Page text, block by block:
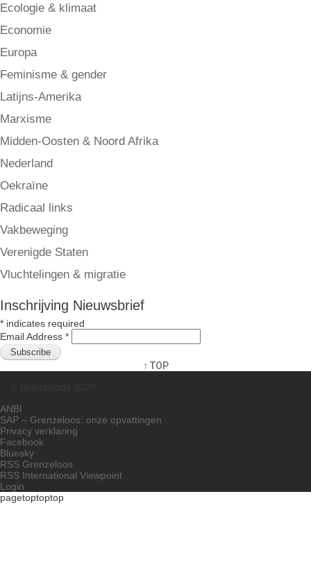
Ecologie & klimaat
Economie
Europa
Feminisme & gender
Latijns-Amerika
Marxisme
Midden-Oosten & Noord Afrika
Nederland
Oekraïne
Radicaal links
Vakbeweging
Verenigde Staten
Vluchtelingen & migratie
Inschrijving Nieuwsbrief
* indicates required
Email Address *
↑ TOP
ANBI
SAP – Grenzeloos: onze opvattingen
Privacy verklaring
Facebook
Bluesky
RSS Grenzeloos
RSS International Viewpoint
Login
pagetoptoptop